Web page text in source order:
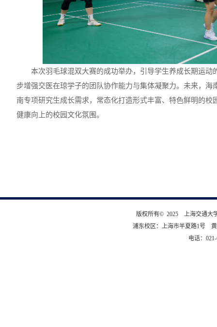
版权所有© 2025 上海交通大
浦东校区：上海市半夏路1号
电话：
本次羽毛球混双大赛的成功举办，引导学生养成长期运动
步增强交医在琼学子的团队协作能力与集体凝聚力。未来，海
南专项研究生成长需求，常态化打造形式丰富、特色鲜明的校
健康向上的校园文化氛围。